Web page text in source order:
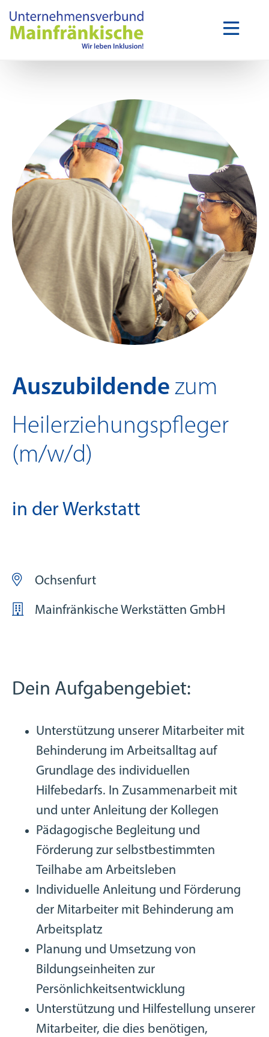
Auszubildende zum
Heilerziehungspfleger
(m/w/d)
in der Werkstatt
Ochsenfurt
Mainfränkische Werkstätten GmbH
Dein Aufgabengebiet:
Unterstützung unserer Mitarbeiter mit
Behinderung im Arbeitsalltag auf
Grundlage des individuellen
Hilfebedarfs. In Zusammenarbeit mit
und unter Anleitung der Kollegen
Pädagogische Begleitung und
Förderung zur selbstbestimmten
Teilhabe am Arbeitsleben
Individuelle Anleitung und Förderung
der Mitarbeiter mit Behinderung am
Arbeitsplatz
Planung und Umsetzung von
Bildungseinheiten zur
Persönlichkeitsentwicklung
Unterstützung und Hilfestellung unserer
Mitarbeiter, die dies benötigen,